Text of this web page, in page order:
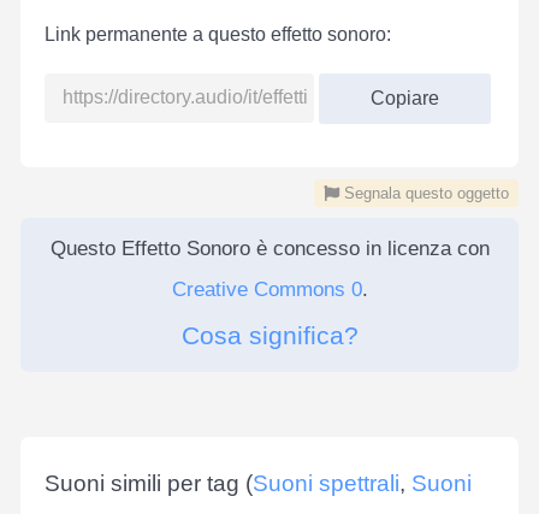
Link permanente a questo effetto sonoro:
Copiare
Segnala questo oggetto
Questo Effetto Sonoro è concesso in licenza con
Creative Commons 0.
Cosa significa?
Suoni simili per tag (Suoni spettrali, Suoni